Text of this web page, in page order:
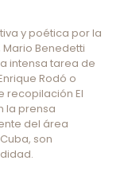
y poética por la
Benedetti
intensa tarea de
Rodó o
recopilación El
la prensa
del área
son